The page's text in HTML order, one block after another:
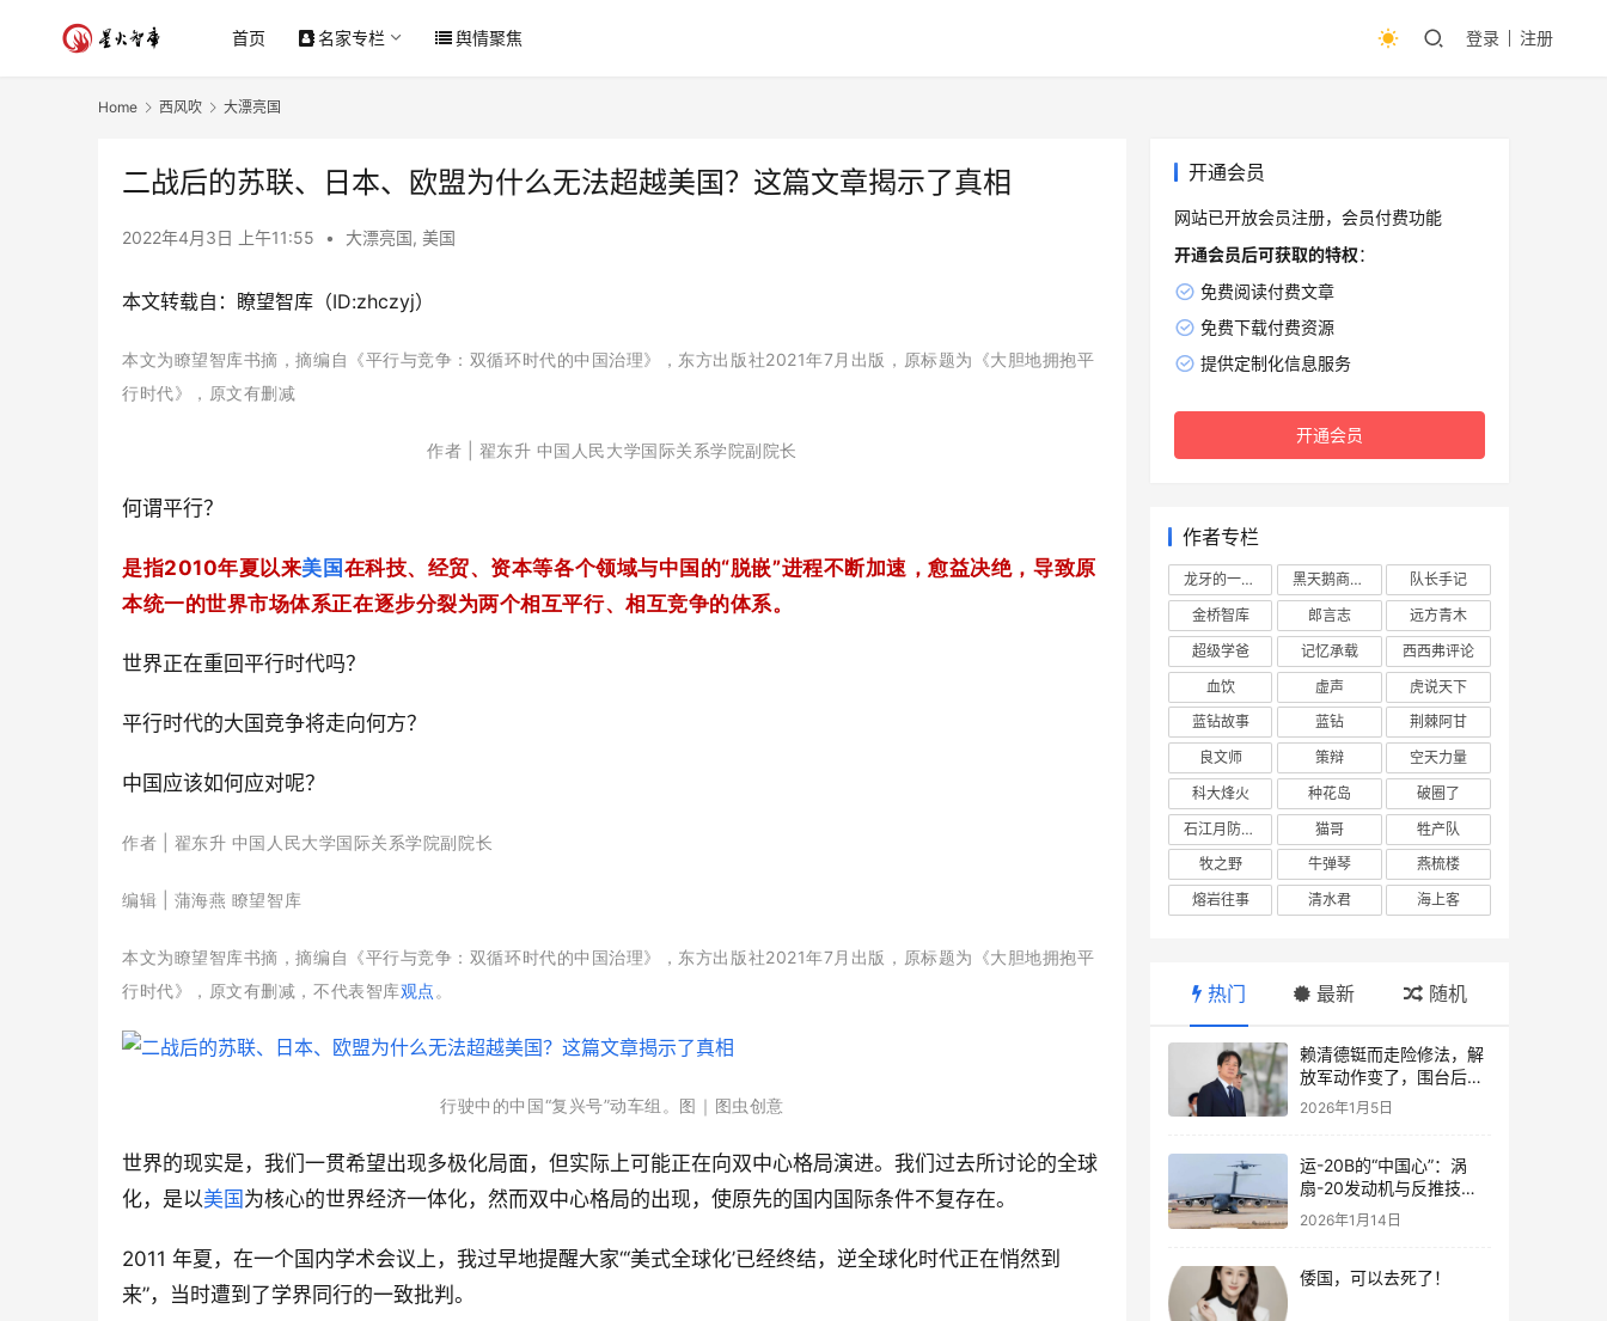
首页 名家专栏 舆情聚焦 登录 注册
Home 西风吹 大漂亮国
二战后的苏联、日本、欧盟为什么无法超越美国？这篇文章揭示了真相
2022年4月3日 上午11:55 • 大漂亮国, 美国
本文转载自：瞭望智库（ID:zhczyj）
本文为瞭望智库书摘，摘编自《平行与竞争：双循环时代的中国治理》，东方出版社2021年7月出版，原标题为《大胆地拥抱平
行时代》，原文有删减
作者 | 翟东升 中国人民大学国际关系学院副院长
何谓平行？
是指2010年夏以来美国 在科技、经贸、资本等各个领域与中国的“脱嵌”进程不断加速，愈益决绝，导致原
本统一的世界市场体系正在逐步分裂为两个相互平行、相互竞争的体系。
世界正在重回平行时代吗？
平行时代的大国竞争将走向何方？
中国应该如何应对呢？
作者 | 翟东升 中国人民大学国际关系学院副院长
编辑 | 蒲海燕 瞭望智库
本文为瞭望智库书摘，摘编自《平行与竞争：双循环时代的中国治理》，东方出版社2021年7月出版，原标题为《大胆地拥抱平
行时代》，原文有删减，不代表智库观点 。
行驶中的中国“复兴号”动车组。图｜图虫创意
世界的现实是，我们一贯希望出现多极化局面，但实际上可能正在向双中心格局演进。我们过去所讨论的全球
化，是以美国 为核心的世界经济一体化，然而双中心格局的出现，使原先的国内国际条件不复存在。
2011 年夏，在一个国内学术会议上，我过早地提醒大家“‘美式全球化’已经终结，逆全球化时代正在悄然到
来”，当时遭到了学界同行的一致批判。
开通会员
网站已开放会员注册，会员付费功能
开通会员后可获取的特权：
免费阅读付费文章
免费下载付费资源
提供定制化信息服务
开通会员
作者专栏
龙牙的一座山 黑天鹅商业情报站
队长手记
金桥智库
郎言志
远方青木
超级学爸
记忆承载
西西弗评论
血饮
虚声
虎说天下
蓝钻故事
蓝钻
荆棘阿甘
良文师
策辩
空天力量
科大烽火
种花岛
破圈了
石江月防务观察
猫哥
牲产队
牧之野
牛弹琴
燕梳楼
熔岩往事
清水君 海上客
热门 最新 随机
赖清德铤而走险修法，解
放军动作变了，围台后的
“真正杀招”曝光
2026年1月5日
运-20B的“中国心”：涡
扇-20发动机与反推技术
大突破！
2026年1月14日
倭国，可以去死了！